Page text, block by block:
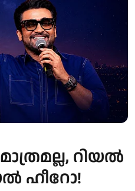
റിയൽ
ഹീറോ!